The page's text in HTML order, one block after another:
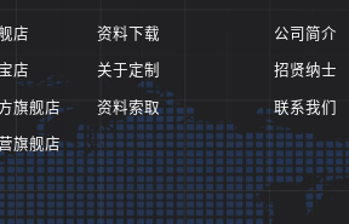
店
店
旗舰店
旗舰店
资料下载
关于定制
资料索取
公司简介
招贤纳士
联系我们